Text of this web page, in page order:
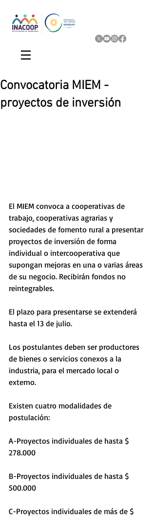
Convocatoria MIEM -
proyectos de inversión
El MIEM convoca a cooperativas de
trabajo, cooperativas agrarias y
sociedades de fomento rural a presentar
proyectos de inversión de forma
individual o intercooperativa que
supongan mejoras en una o varias áreas
de su negocio. Recibirán fondos no
reintegrables.
El plazo para presentarse se extenderá
hasta el 13 de julio.
Los postulantes deben ser productores
de bienes o servicios conexos a la
industria, para el mercado local o
externo.
Existen cuatro modalidades de
postulación:
A-Proyectos individuales de hasta $
278.000
B-Proyectos individuales de hasta $
500.000
C-Proyectos individuales de más de $